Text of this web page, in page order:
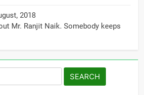
2018
Mr. Ranjit Naik. Somebody keeps